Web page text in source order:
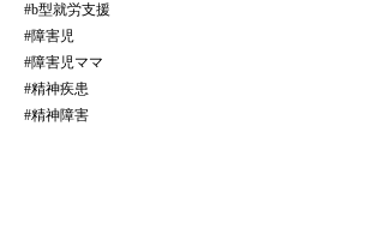
#b型就労支援
#障害児
#障害児ママ
#精神疾患
#精神障害